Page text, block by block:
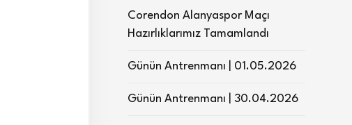
Corendon Alanyaspor Maçı
Hazırlıklarımız Tamamlandı
Günün Antrenmanı | 01.05.2026
Günün Antrenmanı | 30.04.2026